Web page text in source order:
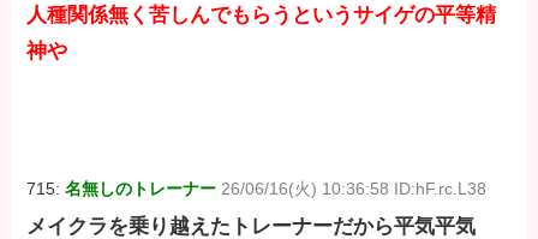
人種関係無く苦しんでもらうというサイゲの平等精
神や
715:名無しのトレーナー 26/06/16(火) 10:36:58 ID:hF.rc.L38
メイクラを乗り越えたトレーナーだから平気平気